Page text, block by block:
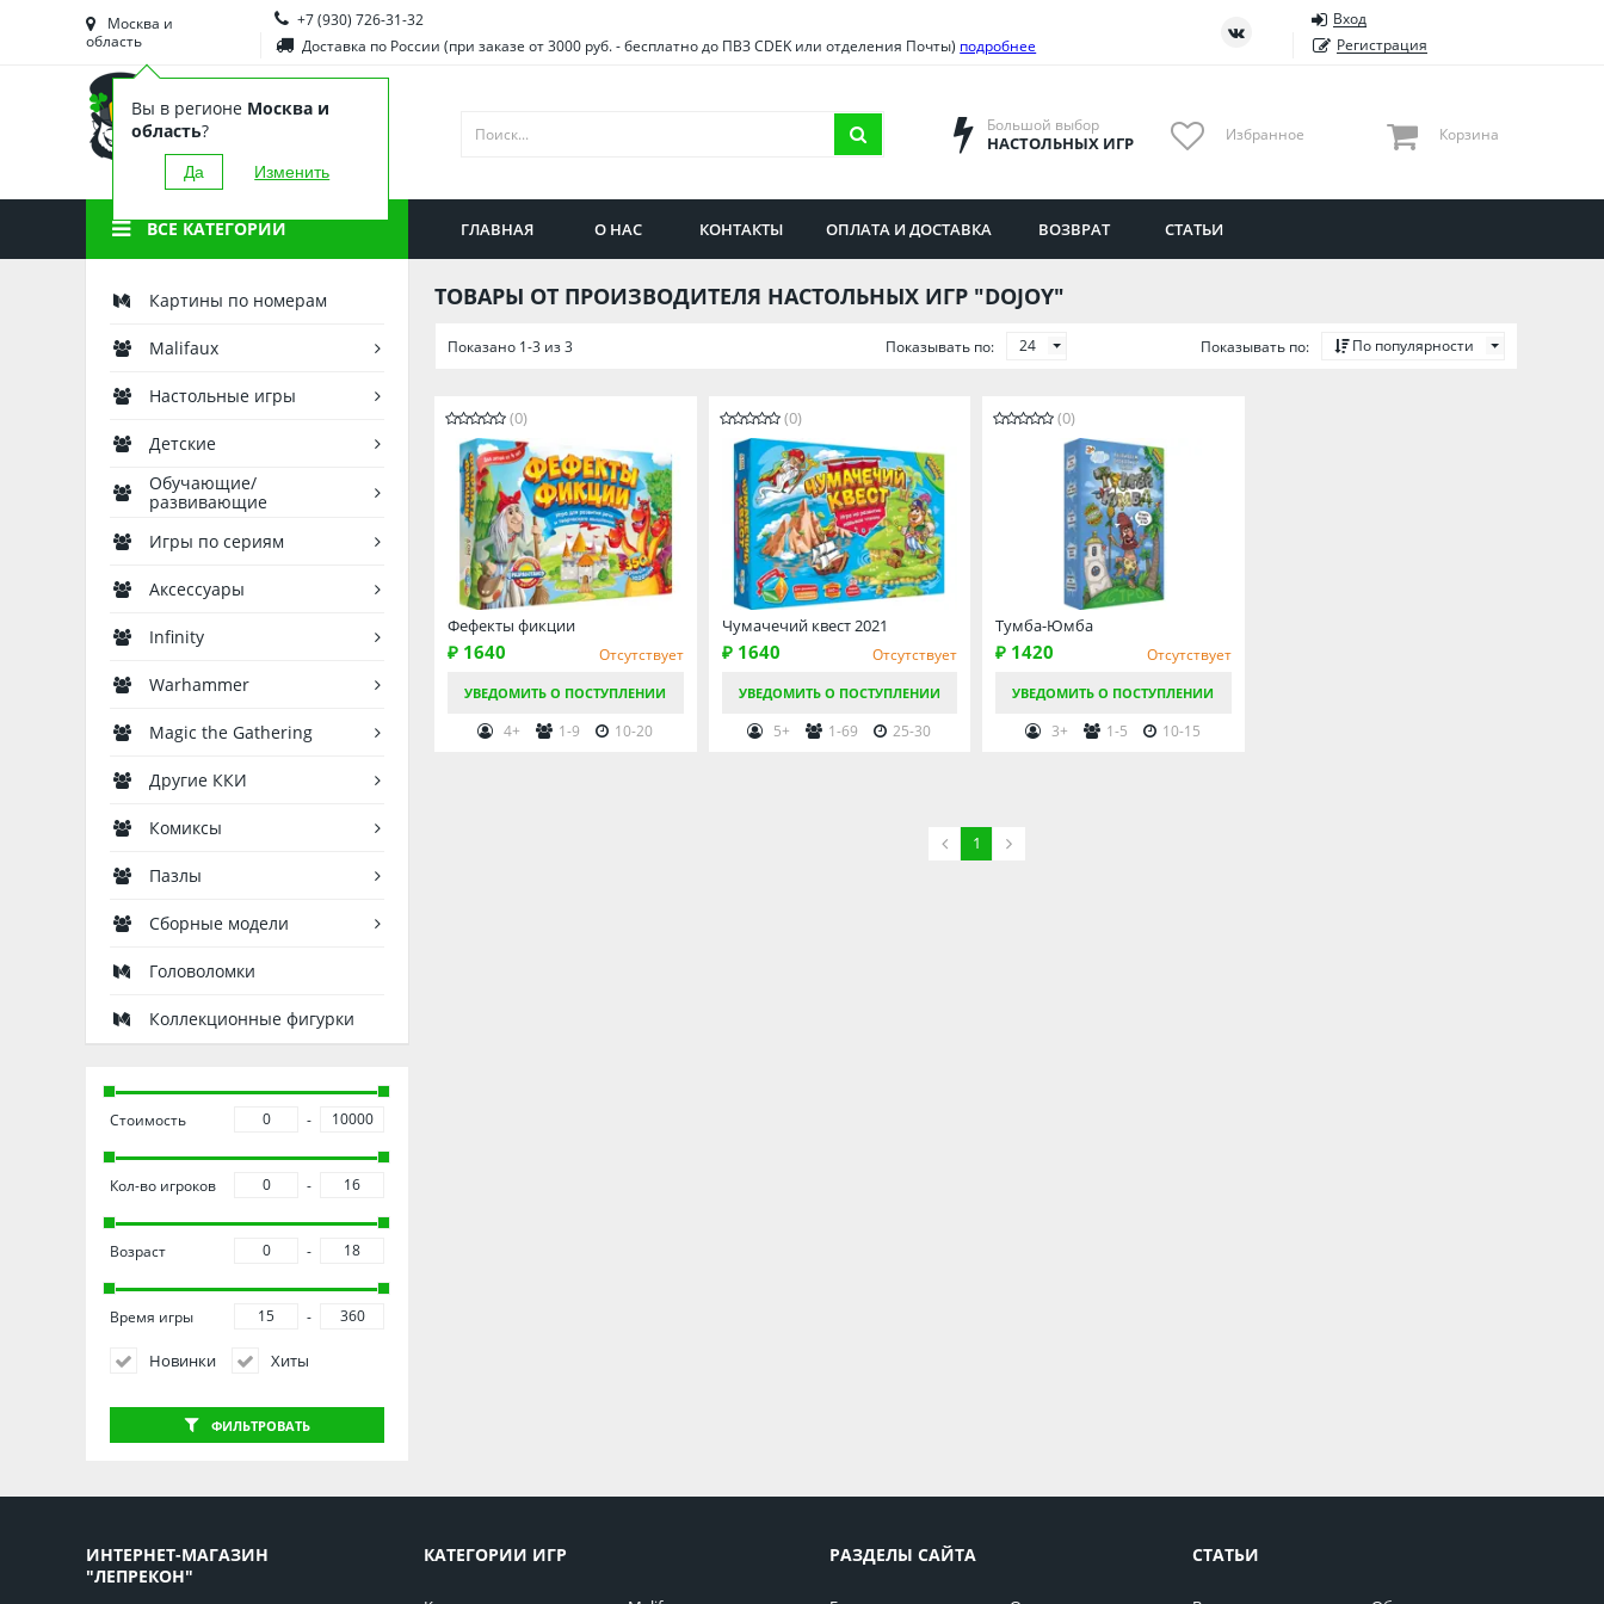
Башкортостан
Брянская область
Вологодская область
Воронежская область
Иркутская область
Саратовская область
Тюменская область
Ульяновская область
Москва и
область
Вы в регионе Москва и
область?
Да Изменить
+7 (930) 726-31-32
Доставка по России (при заказе от 3000 руб. - бесплатно до ПВЗ CDEK или отделения Почты) подробнее
Вход
Регистрация
Большой выбор
НАСТОЛЬНЫХ ИГР Избранное Корзина
ВСЕ КАТЕГОРИИ ГЛАВНАЯ О НАС КОНТАКТЫ ОПЛАТА И ДОСТАВКА ВОЗВРАТ СТАТЬИ
ТОВАРЫ ОТ ПРОИЗВОДИТЕЛЯ НАСТОЛЬНЫХ ИГР "DOJOY"
Показано 1-3 из 3 Показывать по: 24 Показывать по: По популярности
(0)
Фефекты фикции
₽ 1640 Отсутствует
УВЕДОМИТЬ О ПОСТУПЛЕНИИ
4+ 1-9 10-20
(0)
Чумачечий квест 2021
₽ 1640 Отсутствует
УВЕДОМИТЬ О ПОСТУПЛЕНИИ
5+ 1-69 25-30
(0)
Тумба-Юмба
₽ 1420 Отсутствует
УВЕДОМИТЬ О ПОСТУПЛЕНИИ
3+ 1-5 10-15
1
Картины по номерам
Malifaux
Настольные игры
Детские
Обучающие/
развивающие
Игры по сериям
Аксессуары
Infinity
Warhammer
Magic the Gathering
Другие ККИ
Комиксы
Пазлы
Сборные модели
Головоломки
Коллекционные фигурки
Стоимость
Кол-во игроков
Возраст
Время игры
Новинки Хиты
ФИЛЬТРОВАТЬ
ИНТЕРНЕТ-МАГАЗИН
"ЛЕПРЕКОН"
КАТЕГОРИИ ИГР РАЗДЕЛЫ САЙТА СТАТЬИ